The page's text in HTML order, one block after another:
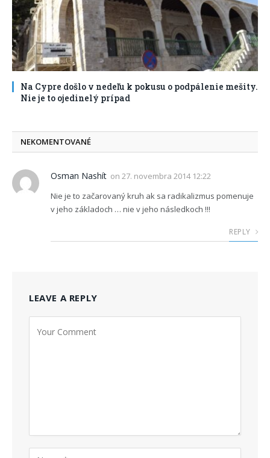
Na Cypre došlo v nedeľu k pokusu o podpálenie mešity.
Nie je to ojedinelý prípad
NEKOMENTOVANÉ
Osman Nashít on 27. novembra 2014 12:22
Nie je to začarovaný kruh ak sa radikalizmus pomenuje
v jeho základoch … nie v jeho následkoch !!!
REPLY
LEAVE A REPLY